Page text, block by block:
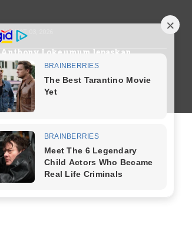
AUGUST 03, 2026
Anthony Loke umum lepaskan
jawatan Pengerusi DAP serta
merta